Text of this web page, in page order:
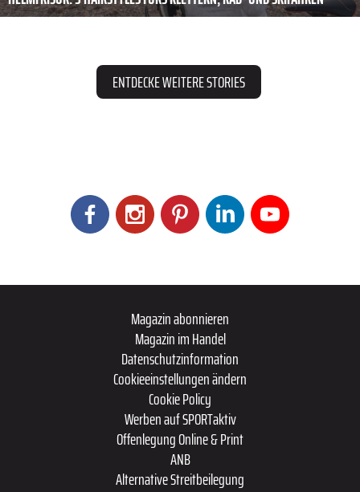
ENTDECKE WEITERE STORIES
Magazin abonnieren
Magazin im Handel
Datenschutzinformation
Cookieeinstellungen ändern
Cookie Policy
Werben auf SPORTaktiv
Offenlegung Online & Print
ANB
Alternative Streitbeilegung